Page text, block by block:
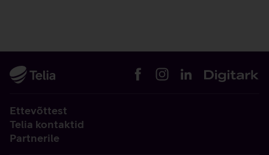
Ettevõttest
Telia kontaktid
Partnerile